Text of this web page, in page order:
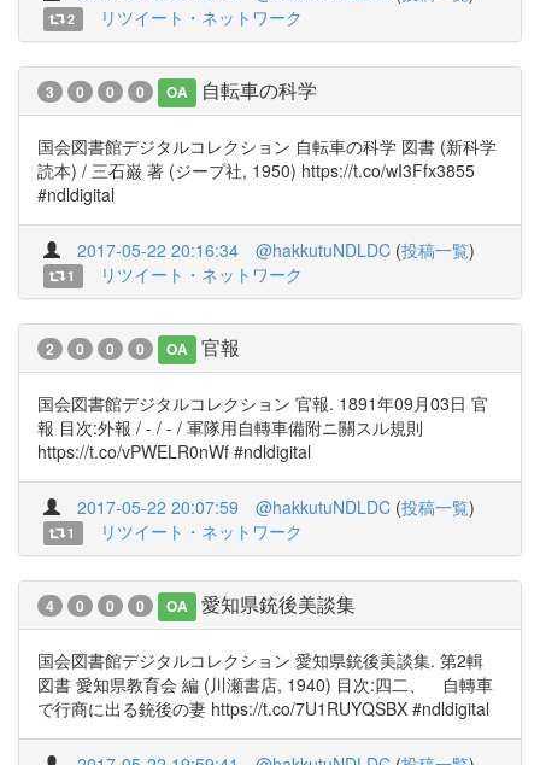
2 リツイート・ネットワーク
3 0 0 0 OA 自転車の科学
国会図書館デジタルコレクション 自転車の科学 図書 (新科学
読本) / 三石巌 著 (ジープ社, 1950) https://t.co/wI3Ffx3855
#ndldigital
2017-05-22 20:16:34 @hakkutuNDLDC (投稿一覧)
1 リツイート・ネットワーク
2 0 0 0 OA 官報
国会図書館デジタルコレクション 官報. 1891年09月03日 官
報 目次:外報 / - / - / 軍隊用自轉車備附ニ關スル規則
https://t.co/vPWELR0nWf #ndldigital
2017-05-22 20:07:59 @hakkutuNDLDC (投稿一覧)
1 リツイート・ネットワーク
4 0 0 0 OA 愛知県銃後美談集
国会図書館デジタルコレクション 愛知県銃後美談集. 第2輯
図書 愛知県教育会 編 (川瀬書店, 1940) 目次:四二、 自轉車
で行商に出る銃後の妻 https://t.co/7U1RUYQSBX #ndldigital